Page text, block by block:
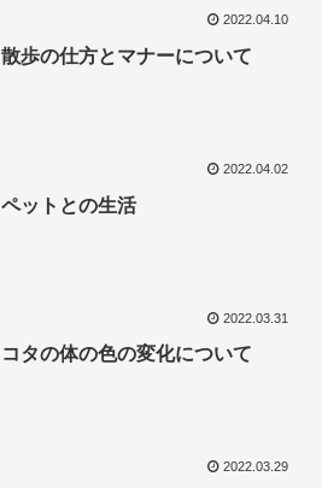
2022.04.10
散歩の仕方とマナーについて
2022.04.02
ペットとの生活
2022.03.31
コタの体の色の変化について
2022.03.29